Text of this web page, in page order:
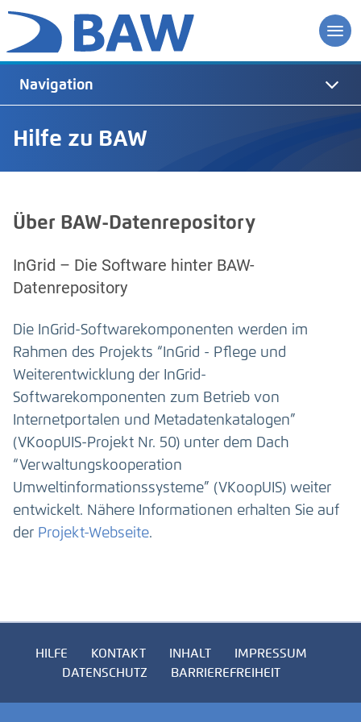
Hilfe zu BAW
Navigation
Über BAW-Datenrepository
InGrid – Die Software hinter BAW-
Datenrepository
Die InGrid-Softwarekomponenten werden im
Rahmen des Projekts “InGrid - Pflege und
Weiterentwicklung der InGrid-
Softwarekomponenten zum Betrieb von
Internetportalen und Metadatenkatalogen”
(VKoopUIS-Projekt Nr. 50) unter dem Dach
“Verwaltungskooperation
Umweltinformationssysteme” (VKoopUIS) weiter
entwickelt. Nähere Informationen erhalten Sie auf
der Projekt-Webseite.
HILFE KONTAKT INHALT
IMPRESSUM
DATENSCHUTZ
BARRIEREFREIHEIT